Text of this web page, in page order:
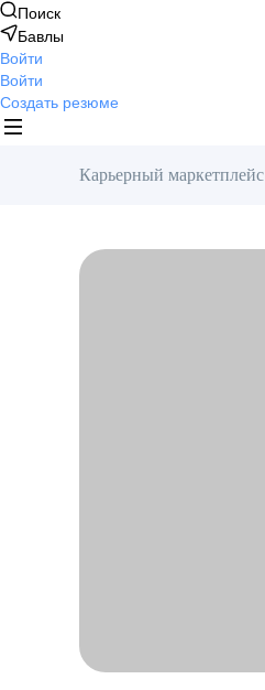
Поиск
Бавлы
Войти
Войти
Создать резюме
Карьерный маркетплейс